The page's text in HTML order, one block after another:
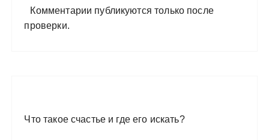
Комментарии публикуются только после
проверки.
Что такое счастье и где его искать?